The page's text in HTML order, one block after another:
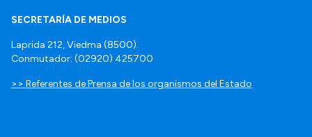
SECRETARÍA DE MEDIOS
Laprida 212, Viedma (8500).
Conmutador: (02920) 425700
>> Referentes de Prensa de los organismos del Estado